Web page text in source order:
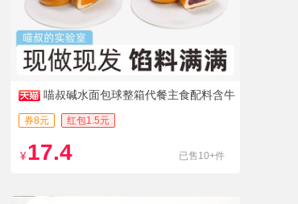
喵叔碱水面包球整箱代餐主食配料含牛
奶黄油食品拍1发14
券8元 红包1.5元
¥ 17.4 已售10+件